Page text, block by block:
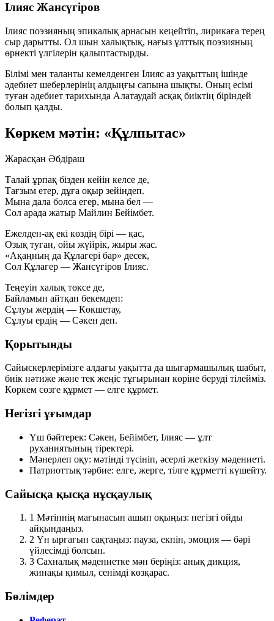
Ілияс Жансүгіров
Ілияс поэзияның эпикалық арнасын кеңейтіп, лирикаға терең
сыр дарытты. Ол шын халықтық, нағыз ұлттық поэзияның
өрнекті үлгілерін қалыптастырды.
Білімі мен таланты кемелденген Ілияс аз уақыттың ішінде
әдебиет шеберлерінің алдыңғы сапына шықты. Оның есімі
туған әдебиет тарихында Алатаудай асқақ биіктің біріндей
болып қалды.
Көркем мәтін: «Құлпытас»
Жарасқан Әбдіраш
Талай ұрпақ бізден кейін келсе де,
Тағзым етер, дұға оқыр зейіндеп.
Мына дала болса егер, мына бел —
Сол арада жатыр Майлин Бейімбет.
Ежелден-ақ екі көздің бірі — қас,
Озық туған, ойы жүйрік, жыры жас.
«Ақаңның да Құлагері бар» десек,
Сол Құлагер — Жансүгіров Ілияс.
Теңеуін халық төксе де,
Байламын айтқан бекемдеп:
Сұлуы жердің — Көкшетау,
Сұлуы ердің — Сәкен деп.
Қорытынды
Сайыскерлерімізге алдағы уақытта да шығармашылық шабыт,
биік нәтиже және тек жеңіс тұғырынан көріне беруді тілейміз.
Көркем сөзге құрмет — елге құрмет.
Негізгі ұғымдар
Үш бәйтерек: Сәкен, Бейімбет, Ілияс — ұлт
руханиятының тіректері.
Мәнерлеп оқу: мәтінді түсініп, әсерлі жеткізу мәдениеті.
Патриоттық тәрбие: елге, жерге, тілге құрметті күшейту.
Сайысқа қысқа нұсқаулық
1 Мәтіннің мағынасын ашып оқыңыз: негізгі ойды
айқындаңыз.
2 Үн ырғағын сақтаңыз: пауза, екпін, эмоция — бәрі
үйлесімді болсын.
3 Сахналық мәдениетке мән беріңіз: анық дикция,
жинақы қимыл, сенімді көзқарас.
Бөлімдер